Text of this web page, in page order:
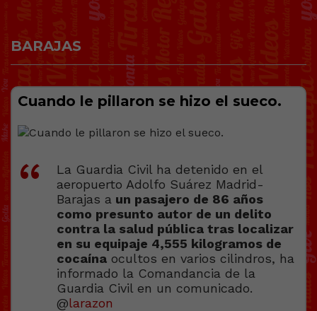
BARAJAS
Cuando le pillaron se hizo el sueco.
La Guardia Civil ha detenido en el
aeropuerto Adolfo Suárez Madrid-
Barajas a un pasajero de 86 años
como presunto autor de un delito
contra la salud pública tras localizar
en su equipaje 4,555 kilogramos de
cocaína ocultos en varios cilindros, ha
informado la Comandancia de la
Guardia Civil en un comunicado.
@larazon